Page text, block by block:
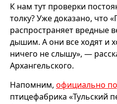
К нам тут проверки
толку? Уже доказано, что
распространяет вредные
дышим. А они все ходят и
ничего не слышу», —
Архангельского.
Напомним, официально
птицефабрика «Тульский